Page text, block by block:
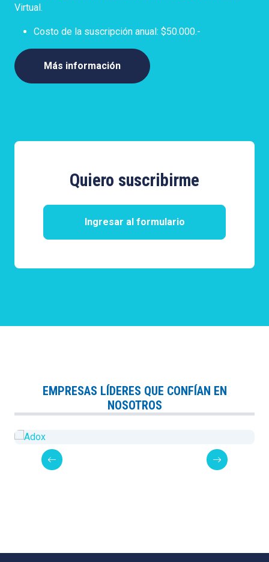
Virtual.
Costo de la suscripción anual: $50.000.-
Más información
Quiero suscribirme
Ingresar al formulario
EMPRESAS LÍDERES QUE CONFÍAN EN
NOSOTROS